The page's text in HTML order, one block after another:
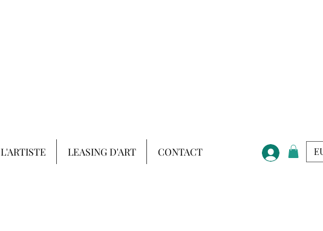
L'ARTISTE LEASING D'ART CONTACT